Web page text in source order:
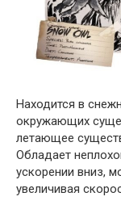
Находится в
окружающих
летающее
Обладает
ускорении вниз,
увеличивая